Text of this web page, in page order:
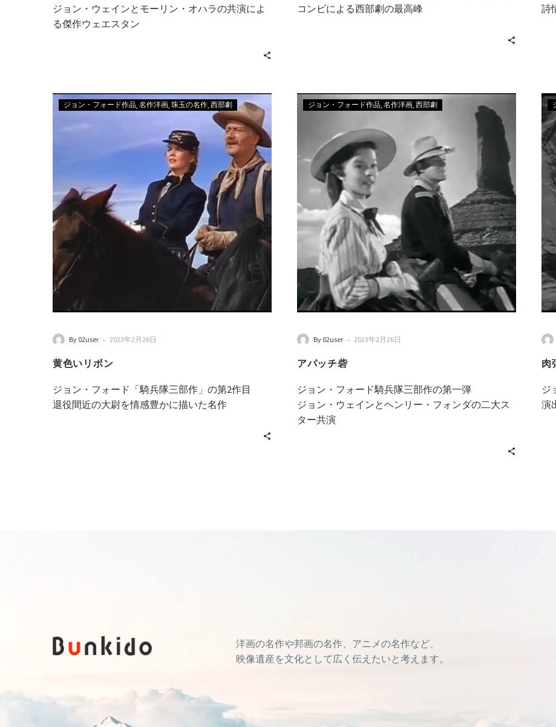
ジョン・ウェインとモーリン・オハラの共演によ
る傑作ウェエスタン
コンビによる西部劇の最高峰
詩
ジョン・フォード作品 名作洋画 珠玉の名作 西部劇
By 02user - 2023年2月26日
黄色いリボン
ジョン・フォード「騎兵隊三部作」の第2作目
退役間近の大尉を情感豊かに描いた名作
ジョン・フォード作品 名作洋画 西部劇
By 02user - 2023年2月26日
アパッチ砦
ジョン・フォード騎兵隊三部作の第一弾
ジョン・ウェインとヘンリー・フォンダの二大ス
ター共演
肉
ジ
演
洋画の名作や邦画の名作、アニメの名作など、
映像遺産を文化として広く伝えたいと考えます。